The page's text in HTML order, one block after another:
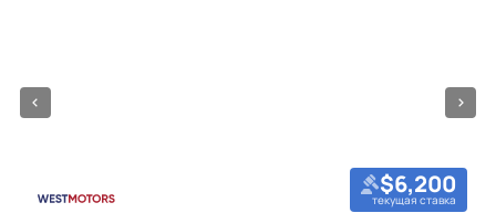
$6,200
текущая ставка